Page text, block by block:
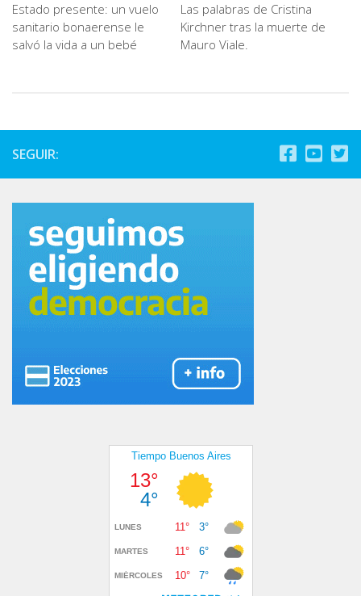
Estado presente: un vuelo
sanitario bonaerense le
salvó la vida a un bebé
Las palabras de Cristina
Kirchner tras la muerte de
Mauro Viale.
SEGUIR: